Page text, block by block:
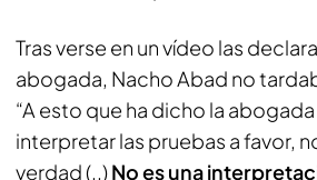
Tras verse en un vídeo las
abogada, Nacho Abad no
“A esto que ha dicho la abogada
interpretar las pruebas a favor,
verdad (..)No es una